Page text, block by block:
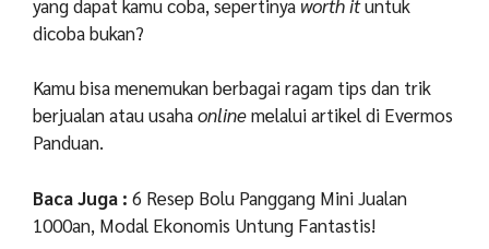
yang dapat kamu coba, sepertinya worth ituntuk
dicoba bukan?
Kamu bisa menemukan berbagai ragam tips dan trik
berjualan atau usahaonlinemelalui artikel di Evermos
Panduan.
Baca Juga : 6 Resep Bolu Panggang Mini Jualan
1000an, Modal Ekonomis Untung Fantastis!